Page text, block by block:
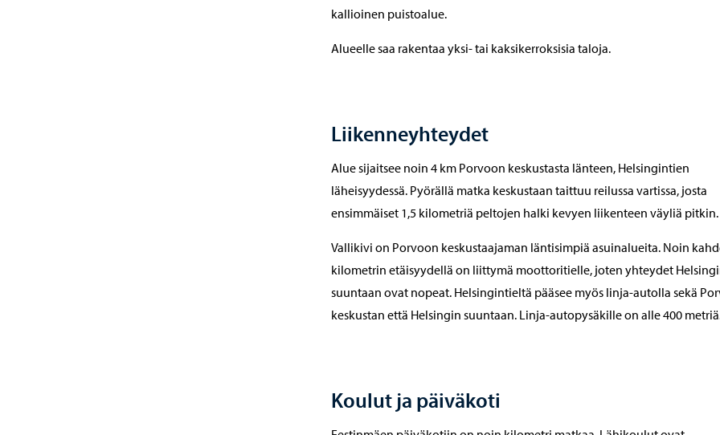
kallioinen puistoalue.
Alueelle saa rakentaa yksi- tai kaksikerroksisia taloja.
Liikenneyhteydet
Alue sijaitsee noin 4 km Porvoon keskustasta länteen, Helsingintien
läheisyydessä. Pyörällä matka keskustaan taittuu reilussa vartissa, josta
ensimmäiset 1,5 kilometriä peltojen halki kevyen liikenteen väyliä pitkin.
Vallikivi on Porvoon keskustaajaman läntisimpiä asuinalueita. Noin
kilometrin etäisyydellä on liittymä moottoritielle, joten yhteydet
suuntaan ovat nopeat. Helsingintieltä pääsee myös linja-autolla sekä
keskustan että Helsingin suuntaan. Linja-autopysäkille on alle 400
Koulut ja päiväkoti